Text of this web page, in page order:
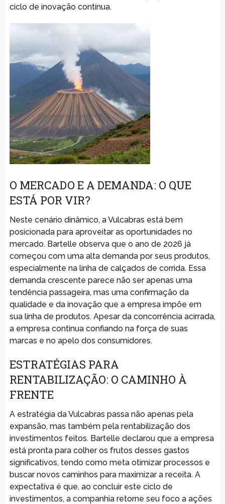
ciclo de inovação contínua.
O MERCADO E A DEMANDA: O QUE
ESTÁ POR VIR?
Neste cenário dinâmico, a Vulcabras está bem
posicionada para aproveitar as oportunidades no
mercado. Bartelle observa que o ano de 2026 já
começou com uma alta demanda por seus produtos,
especialmente na linha de calçados de corrida. Essa
demanda crescente parece não ser apenas uma
tendência passageira, mas uma confirmação da
qualidade e da inovação que a empresa impõe em
sua linha de produtos. Apesar da concorrência acirrada,
a empresa continua confiando na força de suas
marcas e no apelo dos consumidores.
ESTRATÉGIAS PARA
RENTABILIZAÇÃO: O CAMINHO À
FRENTE
A estratégia da Vulcabras passa não apenas pela
expansão, mas também pela rentabilização dos
investimentos feitos. Bartelle declarou que a empresa
está pronta para colher os frutos desses gastos
significativos, tendo como meta otimizar processos e
buscar novos caminhos para maximizar a receita. A
expectativa é que, ao concluir este ciclo de
investimentos, a companhia retorne seu foco a ações